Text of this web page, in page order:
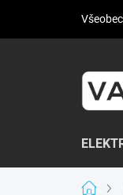
obsah